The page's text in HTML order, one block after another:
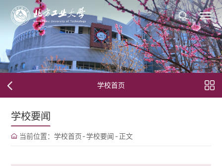
学校首页
学校要闻
当前位置： 学校首页-学校要闻 -正文